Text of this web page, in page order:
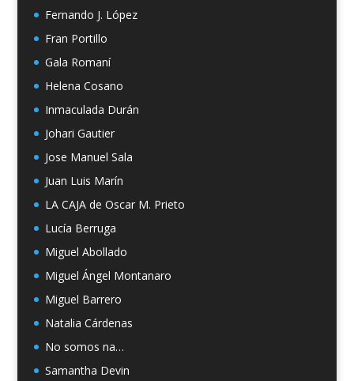
Fernando J. López
Fran Portillo
Gala Romaní
Helena Cosano
Inmaculada Durán
Johari Gautier
Jose Manuel Sala
Juan Luis Marín
LA CAJA de Oscar M. Prieto
Lucía Berruga
Miguel Abollado
Miguel Ángel Montanaro
Miguel Barrero
Natalia Cárdenas
No somos na…
Samantha Devin